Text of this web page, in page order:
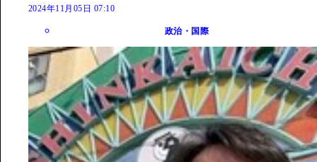
2024年11月05日 07:10
政治・国際